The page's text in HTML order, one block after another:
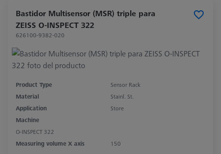
Bastidor Multisensor (MSR) triple para
ZEISS O-INSPECT 322
626100-9382-020
Product Type
Sensor Rack
Material
Stainl. St.
Application
Store
Machine
O-INSPECT 322
Measuring volume X axis
150